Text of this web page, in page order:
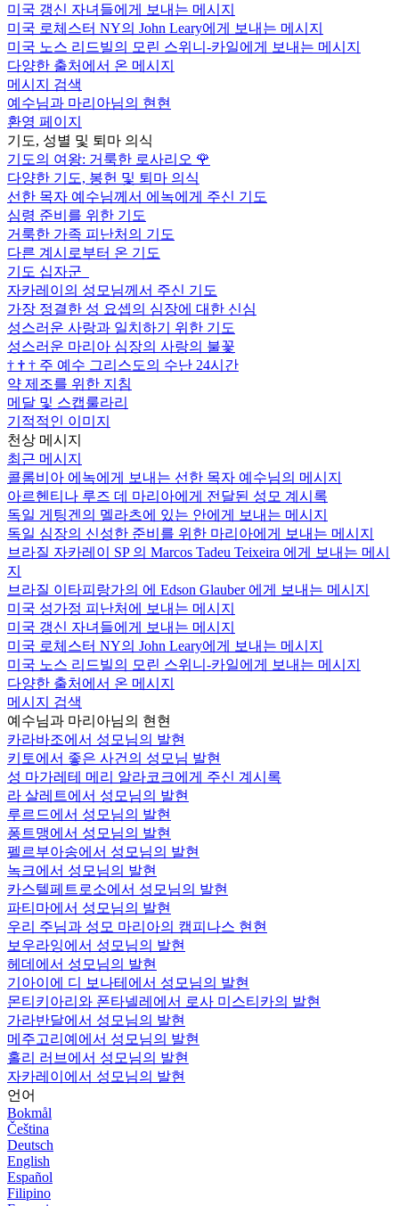
미국 갱신 자녀들에게 보내는 메시지
미국 로체스터 NY의 John Leary에게 보내는 메시지
미국 노스 리드빌의 모린 스위니-카일에게 보내는 메시지
다양한 출처에서 온 메시지
메시지 검색
예수님과 마리아님의 현현
환영 페이지
기도, 성별 및 퇴마 의식
기도의 여왕: 거룩한 로사리오 🌹
다양한 기도, 봉헌 및 퇴마 의식
선한 목자 예수님께서 에녹에게 주신 기도
심령 준비를 위한 기도
거룩한 가족 피난처의 기도
다른 계시로부터 온 기도
기도 십자군
자카레이의 성모님께서 주신 기도
가장 정결한 성 요셉의 심장에 대한 신심
성스러운 사랑과 일치하기 위한 기도
성스러운 마리아 심장의 사랑의 불꽃
† † † 주 예수 그리스도의 수난 24시간
약 제조를 위한 지침
메달 및 스캡룰라리
기적적인 이미지
천상 메시지
최근 메시지
콜롬비아 에녹에게 보내는 선한 목자 예수님의 메시지
아르헨티나 루즈 데 마리아에게 전달된 성모 계시록
독일 게팅겐의 멜라츠에 있는 안에게 보내는 메시지
독일 심장의 신성한 준비를 위한 마리아에게 보내는 메시지
브라질 자카레이 SP 의 Marcos Tadeu Teixeira 에게 보내는 메시
지
브라질 이타피랑가의 에 Edson Glauber 에게 보내는 메시지
미국 성가정 피난처에 보내는 메시지
미국 갱신 자녀들에게 보내는 메시지
미국 로체스터 NY의 John Leary에게 보내는 메시지
미국 노스 리드빌의 모린 스위니-카일에게 보내는 메시지
다양한 출처에서 온 메시지
메시지 검색
예수님과 마리아님의 현현
카라바조에서 성모님의 발현
키토에서 좋은 사건의 성모님 발현
성 마가레테 메리 알라코크에게 주신 계시록
라 살레트에서 성모님의 발현
루르드에서 성모님의 발현
퐁트맹에서 성모님의 발현
펠르부아송에서 성모님의 발현
녹크에서 성모님의 발현
카스텔페트로소에서 성모님의 발현
파티마에서 성모님의 발현
우리 주님과 성모 마리아의 캠피나스 현현
보우라잉에서 성모님의 발현
헤데에서 성모님의 발현
기아이에 디 보나테에서 성모님의 발현
몬티키아리와 폰타넬레에서 로사 미스티카의 발현
가라반달에서 성모님의 발현
메주고리예에서 성모님의 발현
홀리 러브에서 성모님의 발현
자카레이에서 성모님의 발현
언어
Bokmål
Čeština
Deutsch
English
Español
Filipino